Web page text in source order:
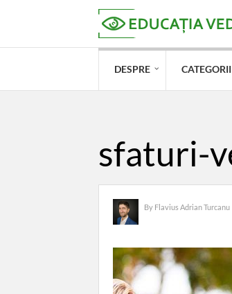
DESPRE CATEGORII
sfaturi-
By Flavius Adrian Turcanu